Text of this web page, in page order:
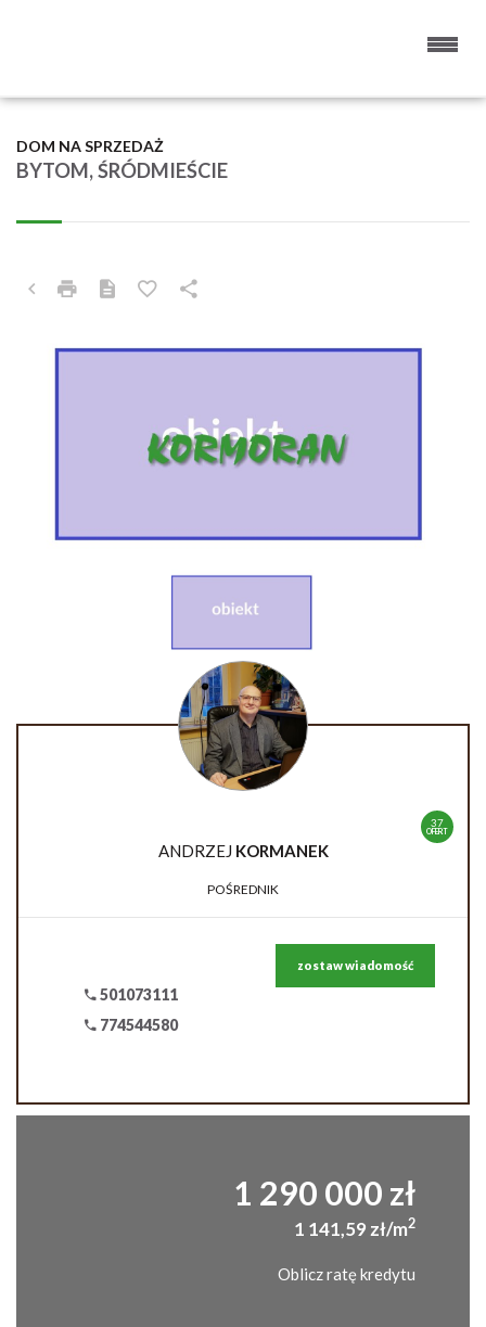
BYTOM, ŚRÓDMIEŚCIE
DOM NA SPRZEDAŻ
37
OFERT
ANDRZEJ KORMANEK
POŚREDNIK
501073111
774544580
zostaw wiadomość
1 290 000 zł
1 141,59 zł/m2
Oblicz ratę kredytu